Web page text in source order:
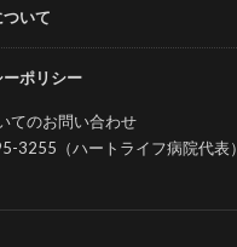
いて
ポリシー
てのお問い合わせ
3255（ハートライフ病院代表）